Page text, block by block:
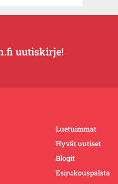
uutiskirje!
Luetuimmat
Hyvät uutiset
Blogit
Esirukouspalsta